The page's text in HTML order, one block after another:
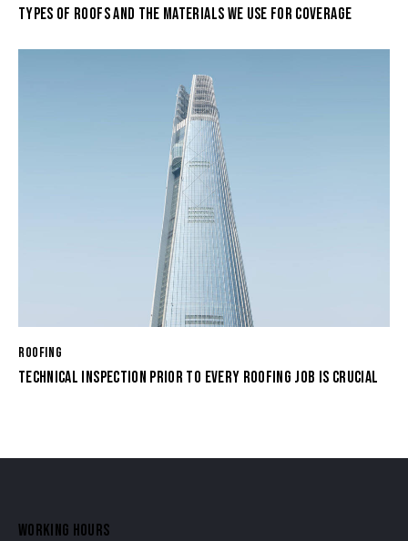
TYPES OF ROOFS AND THE MATERIALS WE USE FOR COVERAGE
ROOFING
TECHNICAL INSPECTION PRIOR TO EVERY ROOFING JOB IS CRUCIAL
WORKING HOURS